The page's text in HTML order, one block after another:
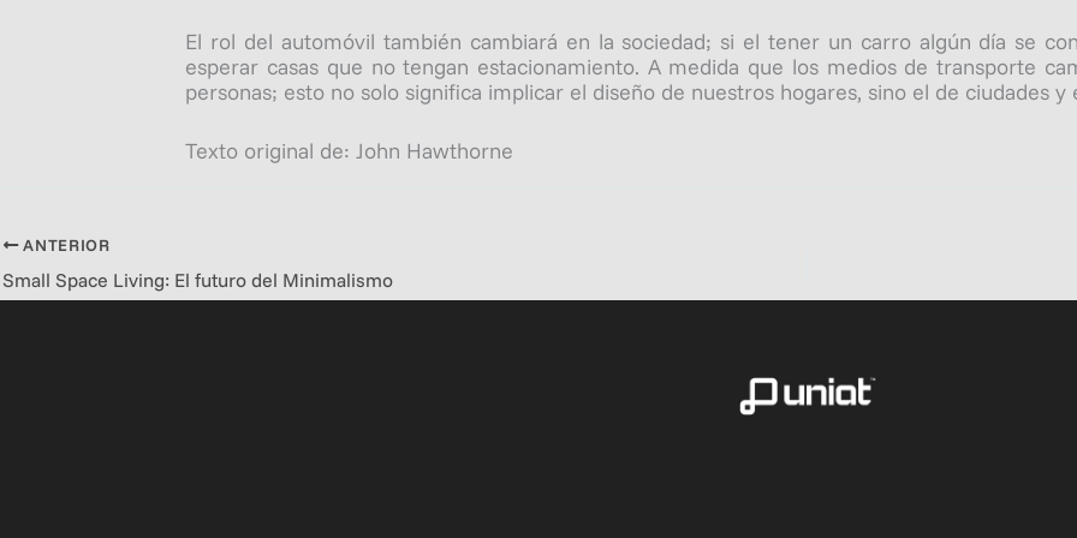
El rol del automóvil también cambiará en la sociedad; si el tener un carro algún día se
esperar casas que no tengan estacionamiento. A medida que los medios de transporte
personas; esto no solo significa implicar el diseño de nuestros hogares, sino el de ciudades y
Texto original de: John Hawthorne
ANTERIOR
Small Space Living: El futuro del Minimalismo